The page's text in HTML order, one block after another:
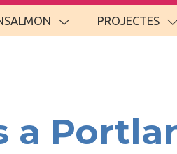
PROJECTES
a